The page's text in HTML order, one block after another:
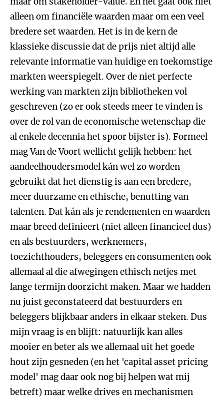
alleen om financiële waarden maar om een veel
bredere set waarden. Het is in de kern de
klassieke discussie dat de prijs niet altijd alle
relevante informatie van huidige en toekomstige
markten weerspiegelt. Over de niet perfecte
werking van markten zijn bibliotheken vol
geschreven (zo er ook steeds meer te vinden is
over de rol van de economische wetenschap die
al enkele decennia het spoor bijster is). Formeel
mag Van de Voort wellicht gelijk hebben: het
aandeelhoudersmodel kán wel zo worden
gebruikt dat het dienstig is aan een bredere,
meer duurzame en ethische, benutting van
talenten. Dat kán als je rendementen en waarden
maar breed definieert (niet alleen financieel dus)
en als bestuurders, werknemers,
toezichthouders, beleggers en consumenten ook
allemaal al die afwegingen ethisch netjes met
lange termijn doorzicht maken. Maar we hadden
nu juist geconstateerd dat bestuurders en
beleggers blijkbaar anders in elkaar steken. Dus
mijn vraag is en blijft: natuurlijk kan alles
mooier en beter als we allemaal uit het goede
hout zijn gesneden (en het 'capital asset pricing
model' mag daar ook nog bij helpen wat mij
betreft) maar welke drives en mechanismen